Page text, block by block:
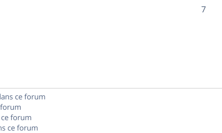
s
o
e
7R
ce forum
forum
ce forum